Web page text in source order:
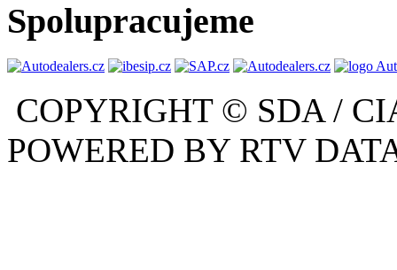
Spolupracujeme
COPYRIGHT © SDA /
POWERED BY RTV